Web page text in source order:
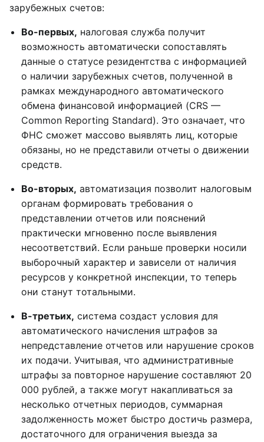
зарубежных счетов:
Во-первых, налоговая служба получит
возможность автоматически сопоставлять
данные о статусе резидентства с информацией
о наличии зарубежных счетов, полученной в
рамках международного автоматического
обмена финансовой информацией (CRS —
Common Reporting Standard). Это означает, что
ФНС сможет массово выявлять лиц, которые
обязаны, но не представили отчеты о движении
средств.
Во-вторых, автоматизация позволит налоговым
органам формировать требования о
представлении отчетов или пояснений
практически мгновенно после выявления
несоответствий. Если раньше проверки носили
выборочный характер и зависели от наличия
ресурсов у конкретной инспекции, то теперь
они станут тотальными.
В-третьих, система создаст условия для
автоматического начисления штрафов за
непредставление отчетов или нарушение сроков
их подачи. Учитывая, что административные
штрафы за повторное нарушение составляют 20
000 рублей, а также могут накапливаться за
несколько отчетных периодов, суммарная
задолженность может быстро достичь размера,
достаточного для ограничения выезда за